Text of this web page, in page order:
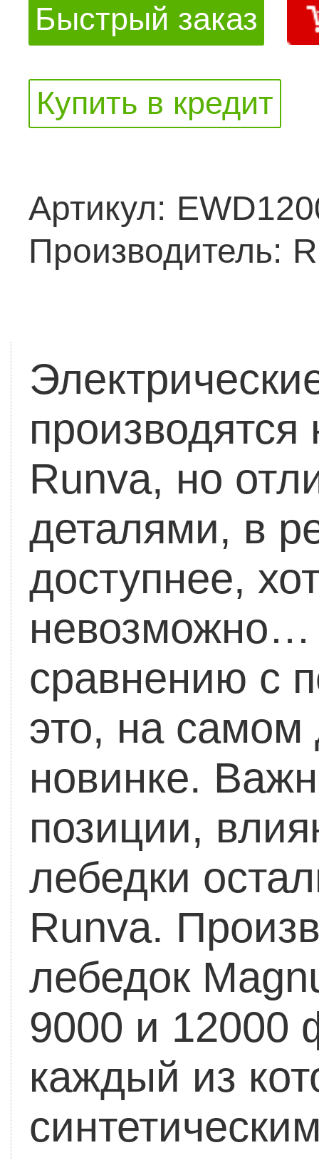
Быстрый заказ
Купить в кредит
Артикул:
Производитель:
Runva, но
деталями, в
доступнее,
невозможно…
сравнению с
это, на самом
новинке.
позиции,
лебедки
Runva.
лебедок
9000 и 12000
каждый из